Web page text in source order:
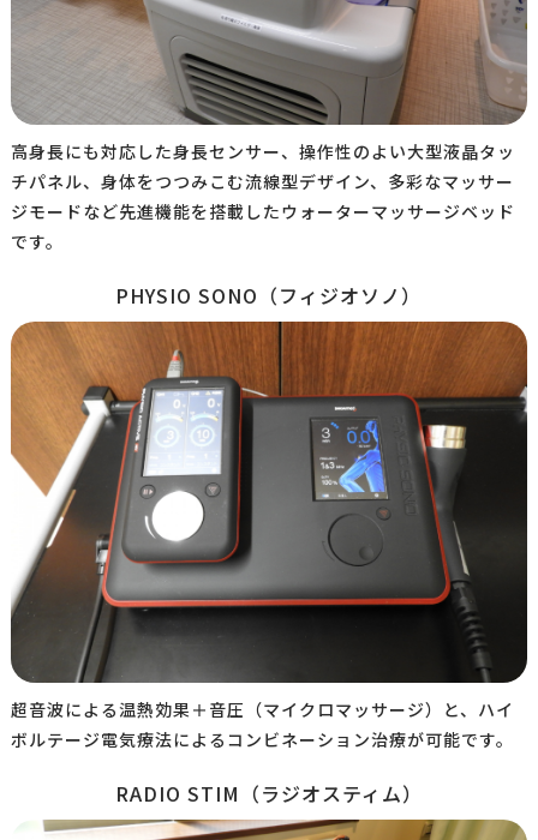
高身長にも対応した身長センサー、操作性のよい大型液晶タッ
チパネル、身体をつつみこむ流線型デザイン、多彩なマッサー
ジモードなど先進機能を搭載したウォーターマッサージベッド
です。
PHYSIO SONO（フィジオソノ）
超音波による温熱効果＋音圧（マイクロマッサージ）と、ハイ
ボルテージ電気療法によるコンビネーション治療が可能です。
RADIO STIM（ラジオスティム）